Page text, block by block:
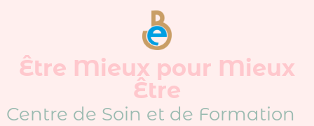
Être Mieux pour Mieux
Être
Centre de Soin et de Formation